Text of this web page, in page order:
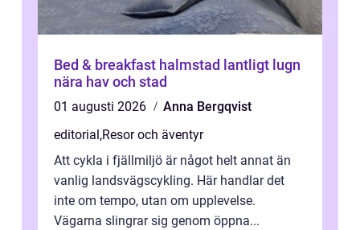
Bed & breakfast halmstad lantligt lugn
nära hav och stad
01 augusti 2026
Anna Bergqvist
editorial,Resor och äventyr
Att cykla i fjällmiljö är något helt annat än
vanlig landsvägscykling. Här handlar det
inte om tempo, utan om upplevelse.
Vägarna slingrar sig genom öppna...